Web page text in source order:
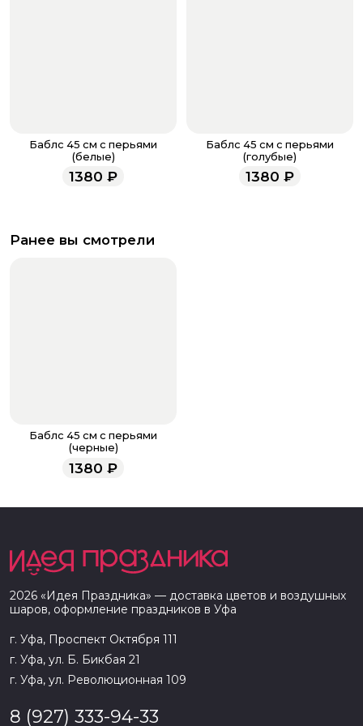
Баблс 45 см с перьями
(белые)
1380 ₽
Баблс 45 см с перьями
(голубые)
1380 ₽
Ранее вы смотрели
Баблс 45 см с перьями
(черные)
1380 ₽
2026 «Идея Праздника» — доставка цветов и воздушных
шаров, оформление праздников в Уфа
г. Уфа, Проспект Октября 111
г. Уфа, ул. Б. Бикбая 21
г. Уфа, ул. Революционная 109
8 (927) 333-94-33